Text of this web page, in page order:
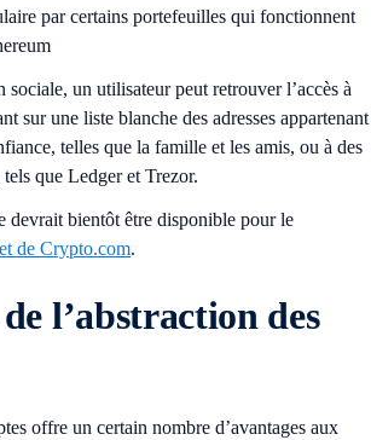
par certains portefeuilles qui fonctionnent
sociale, un utilisateur peut retrouver l’accès à
sur une liste blanche des adresses appartenant
telles que la famille et les amis, ou à des
que Ledger et Trezor.
devrait bientôt être disponible pour le
de Crypto.com.
l’abstraction des
offre un certain nombre d’avantages aux